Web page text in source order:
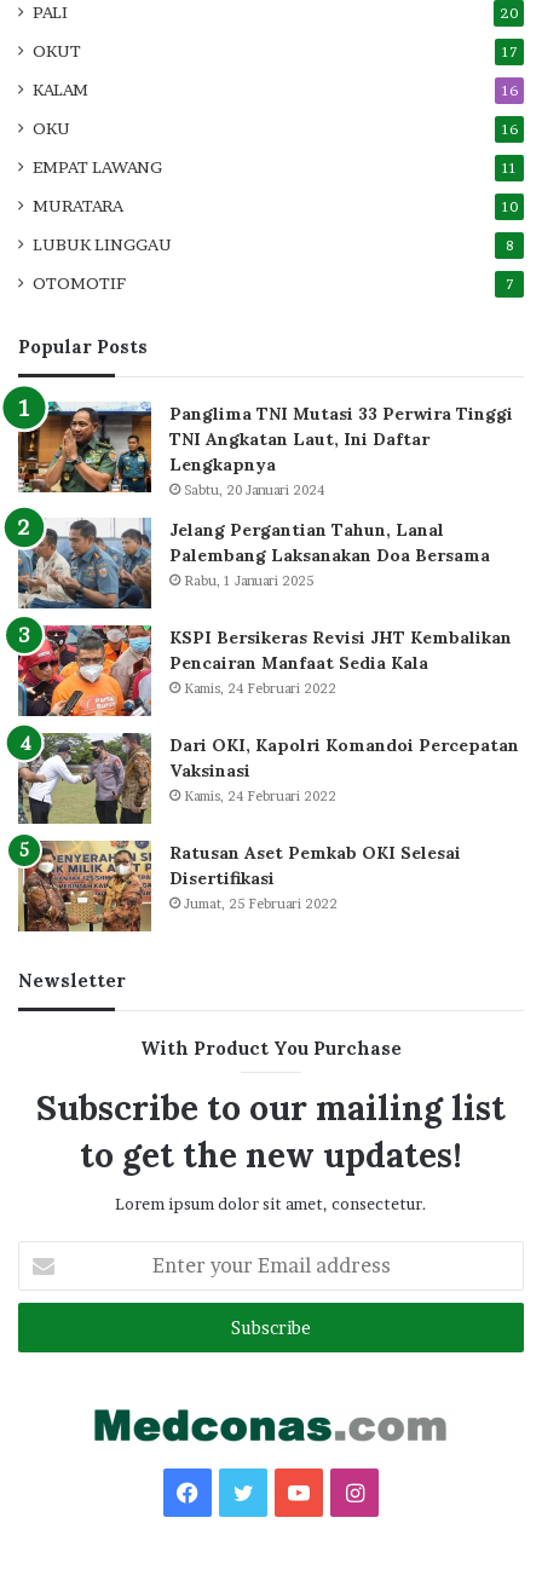
PALI 20
OKUT 17
KALAM 16
OKU 16
EMPAT LAWANG 11
MURATARA 10
LUBUK LINGGAU 8
OTOMOTIF 7
Popular Posts
Panglima TNI Mutasi 33 Perwira Tinggi
TNI Angkatan Laut, Ini Daftar
Lengkapnya
Sabtu, 20 Januari 2024
Jelang Pergantian Tahun, Lanal
Palembang Laksanakan Doa Bersama
Rabu, 1 Januari 2025
KSPI Bersikeras Revisi JHT Kembalikan
Pencairan Manfaat Sedia Kala
Kamis, 24 Februari 2022
Dari OKI, Kapolri Komandoi Percepatan
Vaksinasi
Kamis, 24 Februari 2022
Ratusan Aset Pemkab OKI Selesai
Disertifikasi
Jumat, 25 Februari 2022
Newsletter
With Product You Purchase
Subscribe to our mailing list
to get the new updates!
Lorem ipsum dolor sit amet, consectetur.
your
Email
Facebook
TwitterYouTubeInstagram